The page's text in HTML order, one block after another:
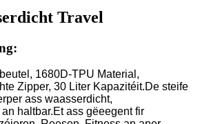
Travel
1680D-TPU Material,
Zipper, 30 Liter Kapazitéit.De steife
ass waasserdicht,
haltbar.Et ass gëeegent fir